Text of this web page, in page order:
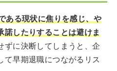
ある現状に焦りを感じ、や
諾したりすることは避けま
ずに決断してしまうと、企
て早期退職につながるリス